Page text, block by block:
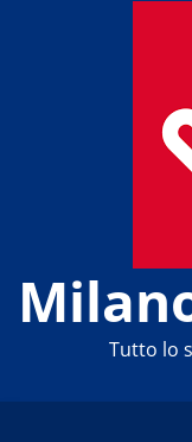
Tutto lo